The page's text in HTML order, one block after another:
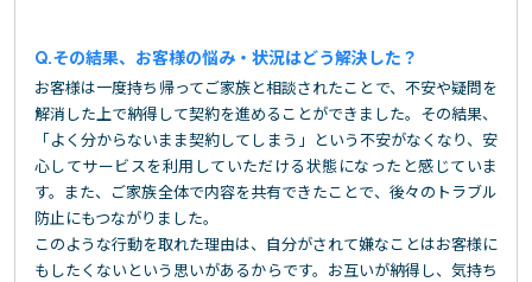
その結果、お客様の悩み・状況はどう解決した？
お客様は一度持ち帰ってご家族と相談されたことで、不安や疑問を
解消した上で納得して契約を進めることができました。その結果、
「よく分からないまま契約してしまう」という不安がなくなり、安
心してサービスを利用していただける状態になったと感じていま
す。また、ご家族全体で内容を共有できたことで、後々のトラブル
防止にもつながりました。
このような行動を取れた理由は、自分がされて嫌なことはお客様に
もしたくないという思いがあるからです。お互いが納得し、気持ち